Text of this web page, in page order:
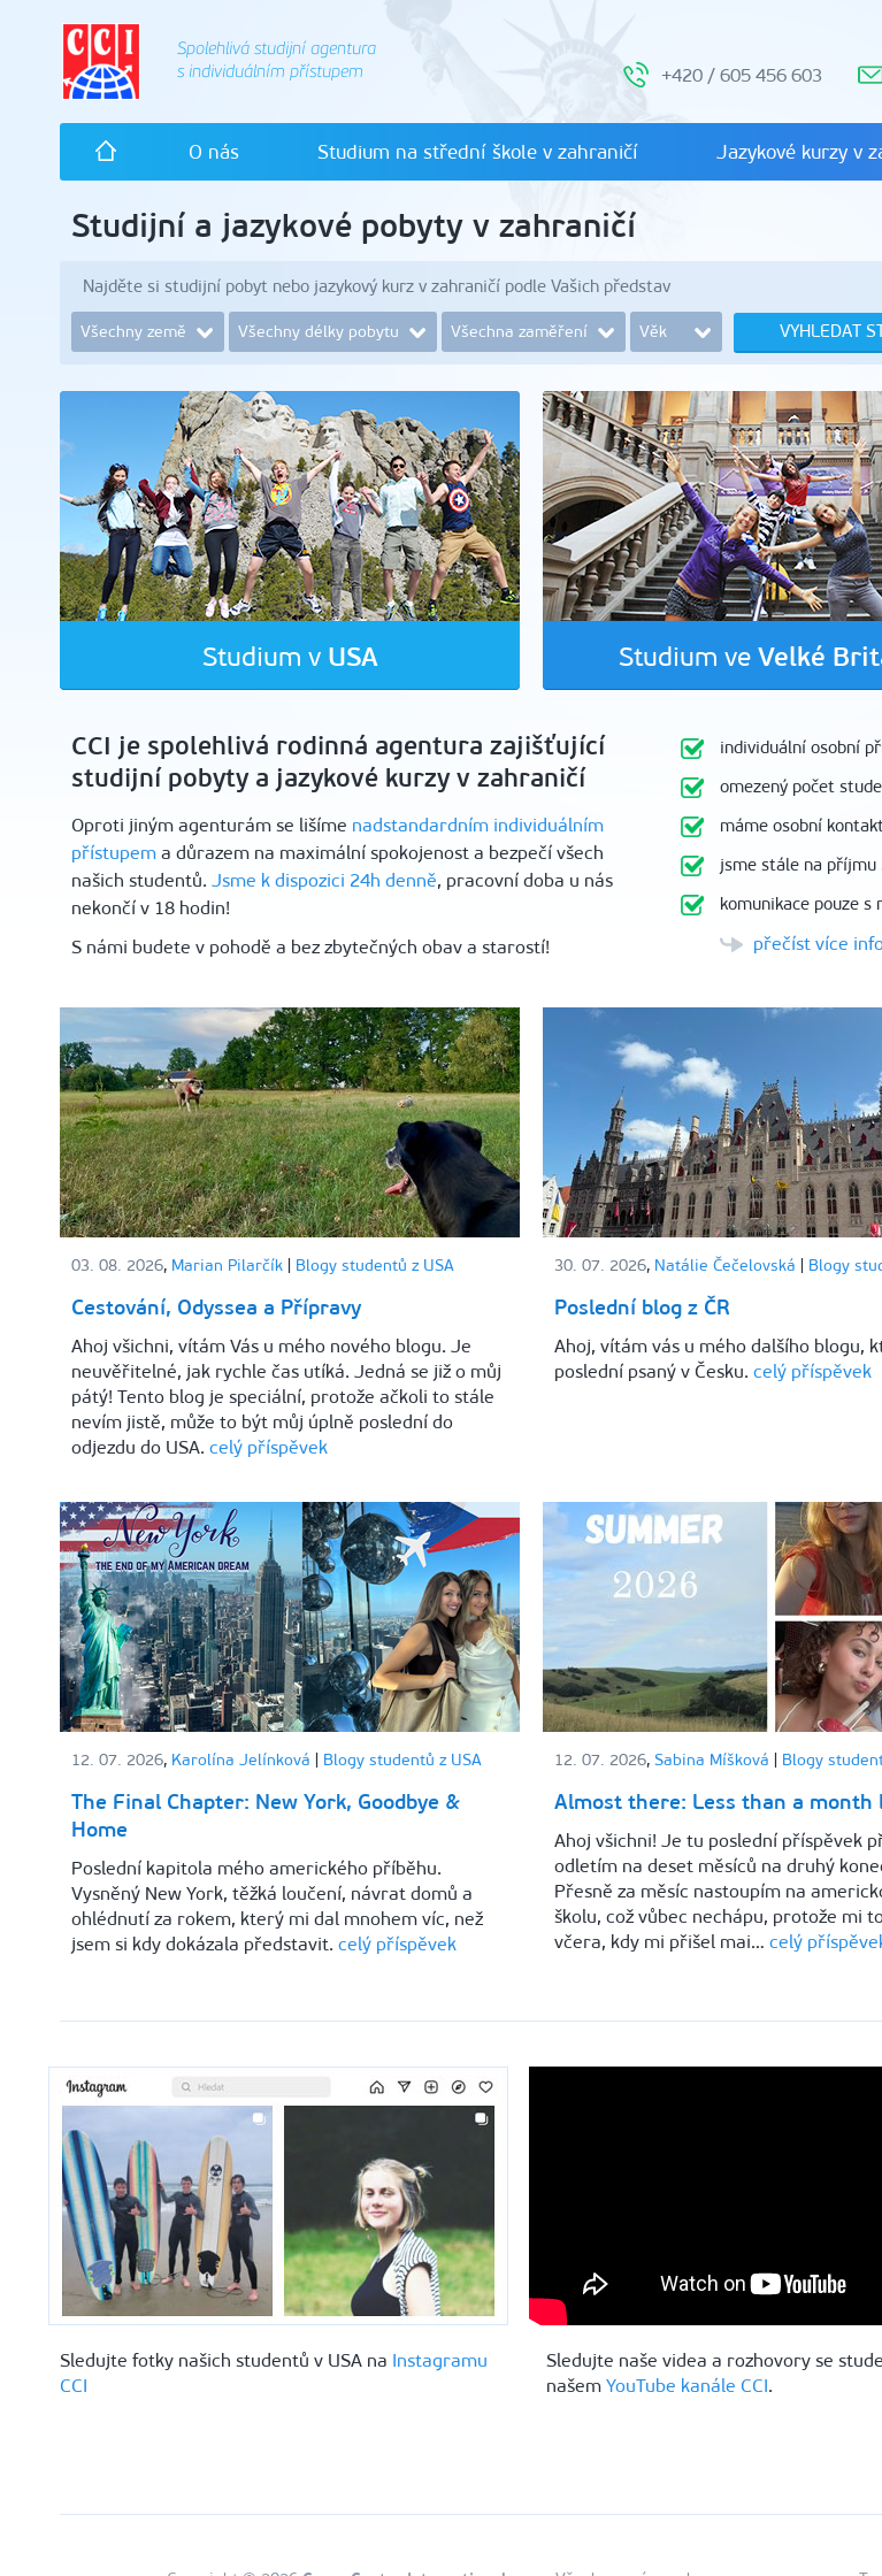
Spolehlivá studijní agentura
s individuálním přístupem
+420 / 605 456 603
úvodní
stránka
O nás Studium na střední škole v zahraničí Jazykové kurzy v
Studijní a jazykové pobyty v zahraničí
Najděte si studijní pobyt nebo jazykový kurz v zahraničí podle Vašich představ
Studium v USA Studium veVelké
CCI je spolehlivá rodinná agentura zajišťující
studijní pobyty a jazykové kurzy v zahraničí
Oproti jiným agenturám se lišíme nadstandardním individuálním
přístupem a důrazem na maximální spokojenost a bezpečí všech
našich studentů. Jsme k dispozici 24h denně, pracovní doba u nás
nekončí v 18 hodin!
S námi budete v pohodě a bez zbytečných obav a starostí!
individuální osobní
omezený počet
máme osobní
jsme stále na
komunikace pouze s
přečíst více
03. 08. 2026, Marian Pilarčík Blogy studentů z USA
Cestování, Odyssea a Přípravy
Ahoj všichni, vítám Vás u mého nového blogu. Je
neuvěřitelné, jak rychle čas utíká. Jedná se již o můj
pátý! Tento blog je speciální, protože ačkoli to stále
nevím jistě, může to být můj úplně poslední do
odjezdu do USA. celý příspěvek
30. 07. 2026, Natálie Čečelovská Blogy
Poslední blog z ČR
Ahoj, vítám vás u mého dalšího blogu,
poslední psaný v Česku. celý příspěvek
12. 07. 2026, Karolína Jelínková Blogy studentů z USA
The Final Chapter: New York, Goodbye &
Home
Poslední kapitola mého amerického příběhu.
Vysněný New York, těžká loučení, návrat domů a
ohlédnutí za rokem, který mi dal mnohem víc, než
jsem si kdy dokázala představit. celý příspěvek
12. 07. 2026, Sabina Míšková Blogy
Almost there: Less than a month
Ahoj všichni! Je tu poslední příspěvek
odletím na deset měsíců na druhý
Přesně za měsíc nastoupím na
školu, což vůbec nechápu, protože mi
včera, kdy mi přišel mai… celý
Sledujte fotky našich studentů v USA na Instagramu
CCI
Sledujte naše videa a rozhovory se
našemYouTube kanále CCI.